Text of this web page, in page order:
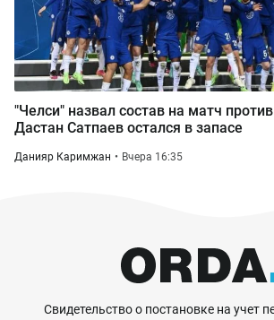
"Челси" назвал состав на матч
Дастан Сатпаев остался в запасе
Данияр Каримжан Вчера 16:35
Свидетельство о постановке на учет